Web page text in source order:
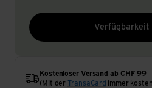
Verfügbarkeit
Kostenloser Versand ab CHF 99
(Mit der
TransaCard immer